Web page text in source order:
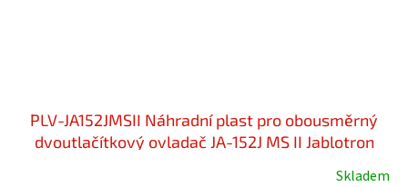
PLV-JA152JMSII Náhradní plast pro obousměrný
dvoutlačítkový ovladač JA-152J MS II Jablotron
Skladem